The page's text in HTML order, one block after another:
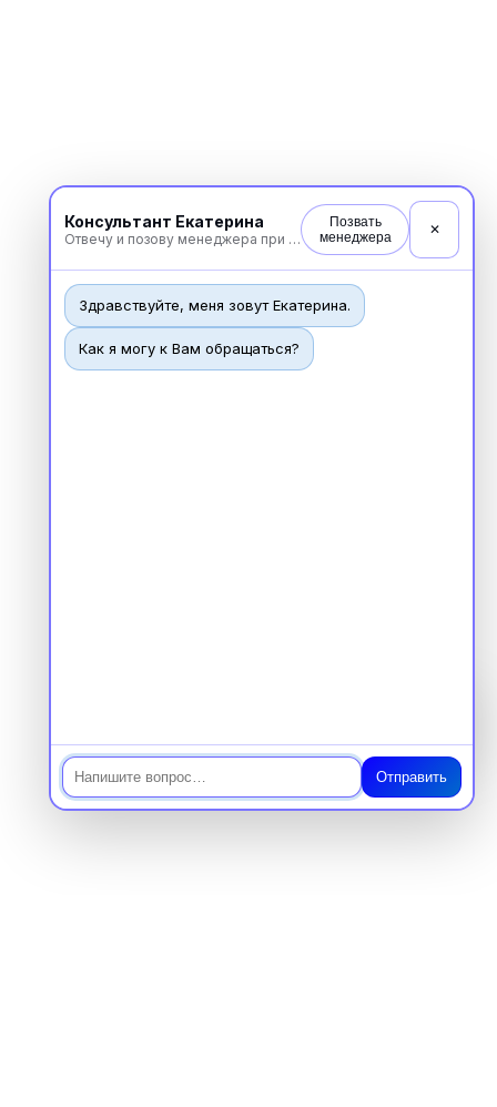
Консультант Екатерина
Отвечу и позову менеджера при необходимости
Позвать
менеджера
✕
Здравствуйте, меня зовут Екатерина.
Как я могу к Вам обращаться?
Отправить